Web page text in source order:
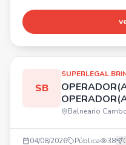
Benefícios: Alimentação
Requisitos: Ser uma
SB
SUPERLEGAL
DE LOJA
Balneario
04/08/2026 Pública 38